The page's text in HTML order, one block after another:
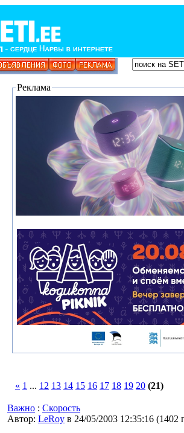
Реклама
« 1 ... 12 13 14 15 16 17 18 19 20 (21)
Важно : Скорость
Автор: LeRoy в 24/05/2003 12:35:16 (1402